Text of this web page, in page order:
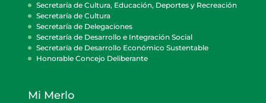
Secretaría de Cultura, Educación, Deportes y Recreación
Secretaría de Cultura
Secretaría de Delegaciones
Secretaría de Desarrollo e Integración Social
Secretaría de Desarrollo Económico Sustentable
Honorable Concejo Deliberante
Mi Merlo